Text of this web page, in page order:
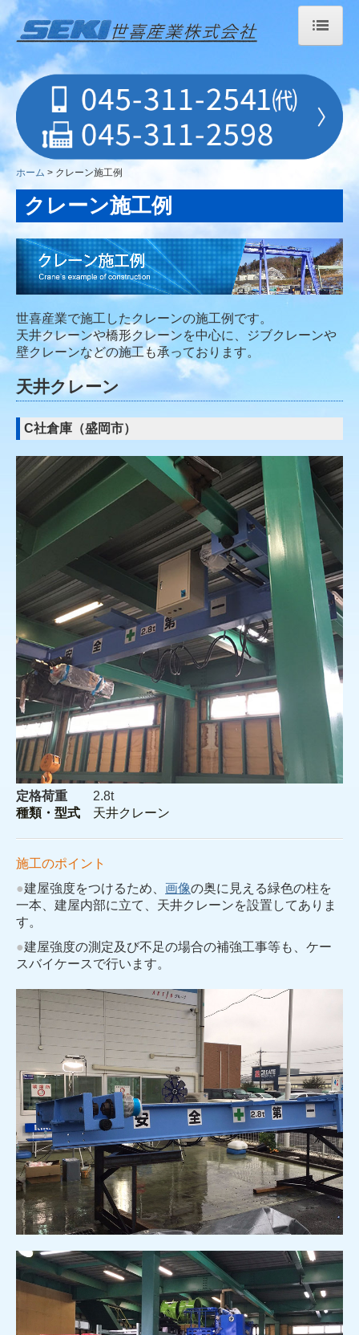
ホーム
再生クレーンについて
クレーン施工例
納品までの流れ
よくある質問
会社概要
ホーム クレーン施工例
クレーン施工例
世喜産業で施工したクレーンの施工例です。
天井クレーンや橋形クレーンを中心に、ジブクレーンや
壁クレーンなどの施工も承っております。
天井クレーン
C社倉庫（盛岡市）
定格荷重 2.8t
種類・型式 天井クレーン
施工のポイント
●建屋強度をつけるため、 画像の奥に見える緑色の柱を
一本、建屋内部に立て、天井クレーンを設置してありま
す。
●建屋強度の測定及び不足の場合の補強工事等も、ケー
スバイケースで行います。